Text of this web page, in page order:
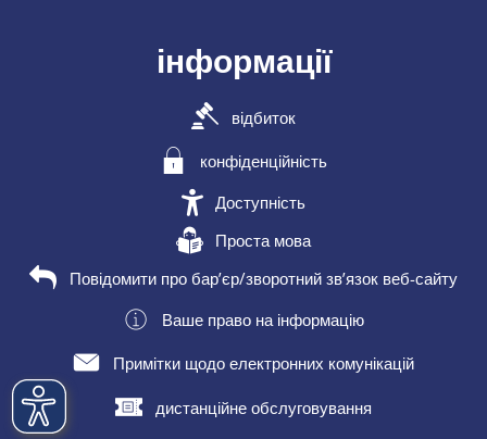
інформації
відбиток
конфіденційність
Доступність
Проста мова
Повідомити про бар’єр/зворотний зв’язок веб-сайту
Ваше право на інформацію
Примітки щодо електронних комунікацій
дистанційне обслуговування